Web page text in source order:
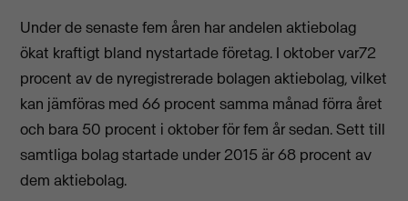
Under de senaste fem åren har andelen aktiebolag
ökat kraftigt bland nystartade företag. I oktober var72
procent av de nyregistrerade bolagen aktiebolag, vilket
kan jämföras med 66 procent samma månad förra året
och bara 50 procent i oktober för fem år sedan. Sett till
samtliga bolag startade under 2015 är 68 procent av
dem aktiebolag.